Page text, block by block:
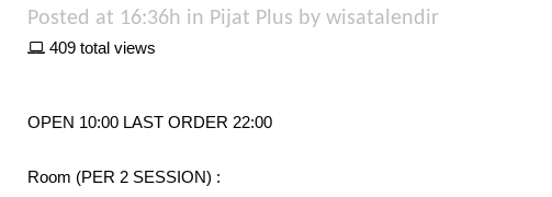
Posted at 16:36h in Pijat Plus by wisatalendir
409 total views
OPEN 10:00 LAST ORDER 22:00
Room (PER 2 SESSION) :